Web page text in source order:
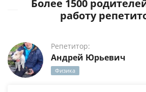
Более 1500
работу
Репетитор:
Андрей Юрьевич
Физика